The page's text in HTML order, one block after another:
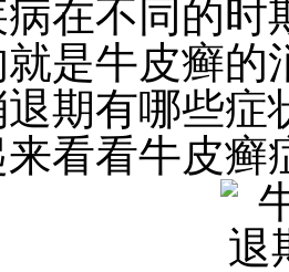
在不同的时
是牛皮癣
期有哪些症
看看牛皮癣